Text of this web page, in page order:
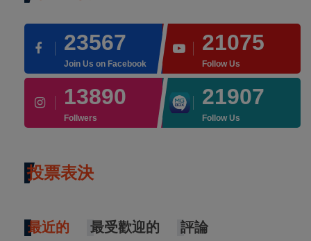
23567
Join Us on Facebook
21075
Follow Us
13890
Follwers
21907
Follow Us
投票表決
最近的 最受歡迎的 評論